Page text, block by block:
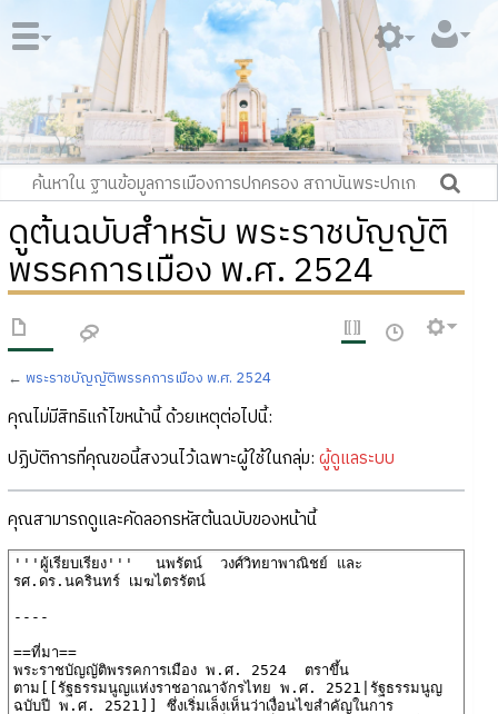
ดูต้นฉบับสำหรับ พระราชบัญญัติ
พรรคการเมือง พ.ศ. 2524
← พระราชบัญญัติพรรคการเมือง พ.ศ. 2524
คุณไม่มีสิทธิแก้ไขหน้านี้ ด้วยเหตุต่อไปนี้:
ปฏิบัติการที่คุณขอนี้สงวนไว้เฉพาะผู้ใช้ในกลุ่ม: ผู้ดูแลระบบ
คุณสามารถดูและคัดลอกรหัสต้นฉบับของหน้านี้